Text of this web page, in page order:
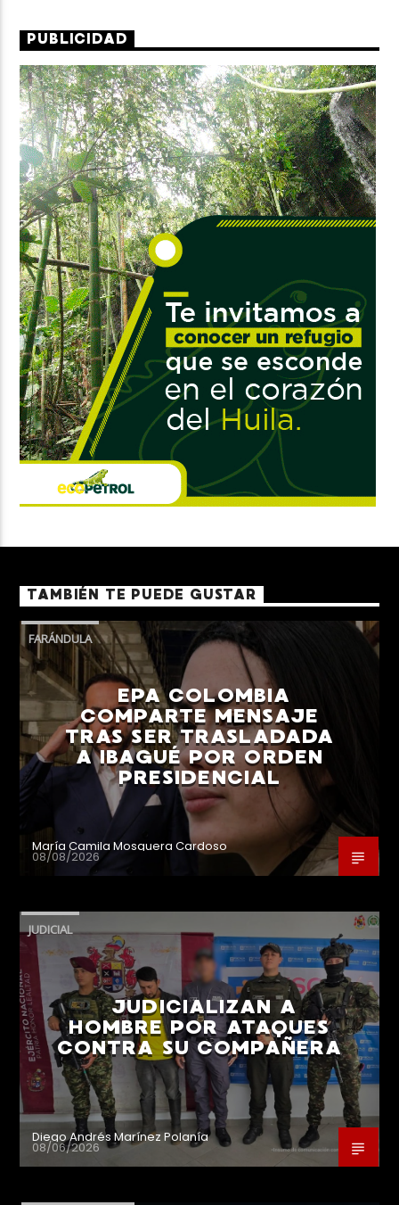
PUBLICIDAD
TAMBIÉN TE PUEDE GUSTAR
FARÁNDULA
EPA COLOMBIA
COMPARTE MENSAJE
TRAS SER TRASLADADA
A IBAGUÉ POR ORDEN
PRESIDENCIAL
María Camila Mosquera Cardoso
08/08/2026
JUDICIAL
JUDICIALIZAN A
HOMBRE POR ATAQUES
CONTRA SU COMPAÑERA
Diego Andrés Marínez Polanía
08/06/2026